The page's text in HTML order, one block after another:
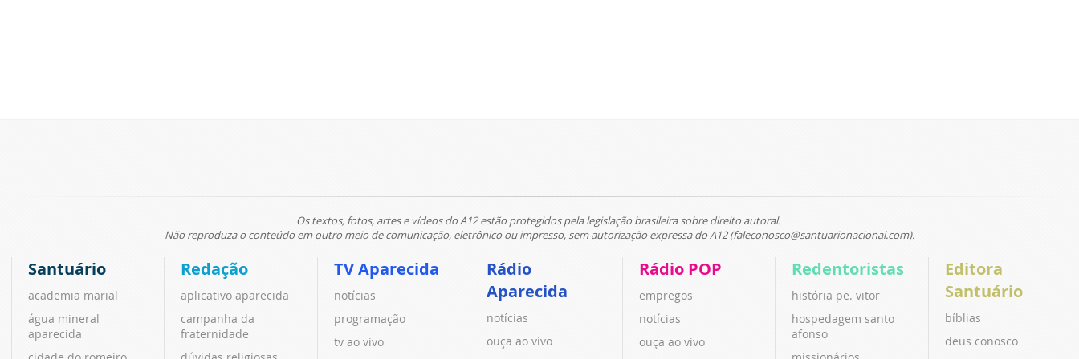
Os textos, fotos, artes e vídeos do A12 estão protegidos pela legislação brasileira sobre direito autoral.
Não reproduza o conteúdo em outro meio de comunicação, eletrônico ou impresso, sem autorização expressa do A12 (faleconosco@santuarionacional.com).
Santuário
academia marial
água mineral
aparecida
Redação
aplicativo aparecida
campanha da
fraternidade
TV Aparecida
notícias
programação
tv ao vivo
Rádio
Aparecida
notícias
ouça ao vivo
Rádio POP
empregos
notícias
ouça ao vivo
Redentoristas
história pe. vitor
hospedagem santo
afonso
Editora
Santuário
bíblias
deus conosco